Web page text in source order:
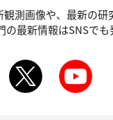
測画像や、最新の研
最新情報はSNSでも